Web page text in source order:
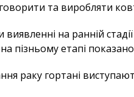
та виробляти
на ранній
пізньому етапі
раку гортані